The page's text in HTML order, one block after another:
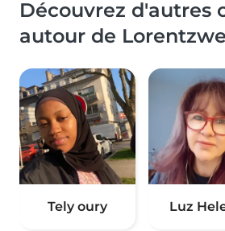
Découvrez d'autres
autour de
Tely oury Luz